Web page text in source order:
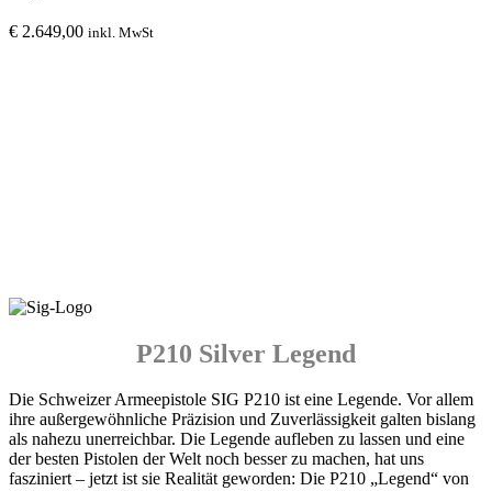
€ 2.649,00 inkl. MwSt
P210 Silver Legend
Die Schweizer Armeepistole SIG P210 ist eine Legende. Vor allem
ihre außergewöhnliche Präzision und Zuverlässigkeit galten bislang
als nahezu unerreichbar. Die Legende aufleben zu lassen und eine
der besten Pistolen der Welt noch besser zu machen, hat uns
fasziniert – jetzt ist sie Realität geworden: Die P210 „Legend“ von